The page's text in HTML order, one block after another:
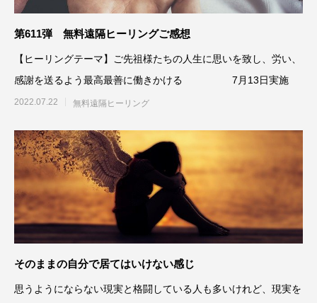
第611弾 無料遠隔ヒーリングご感想
【ヒーリングテーマ】ご先祖様たちの人生に思いを致し、労い、
感謝を送るよう最高最善に働きかける 7月13日実施
2022.07.22 無料遠隔ヒーリング
そのままの自分で居てはいけない感じ
思うようにならない現実と格闘している人も多いけれど、現実を